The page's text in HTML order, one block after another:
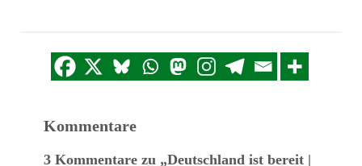
Kommentare
3 Kommentare zu „Deutschland ist bereit |